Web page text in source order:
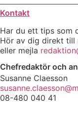
Kontakt
Har du ett tips som
Hör av dig direkt till
eller mejla
Chefredaktör och
Susanne Claesson
08-480 040 41